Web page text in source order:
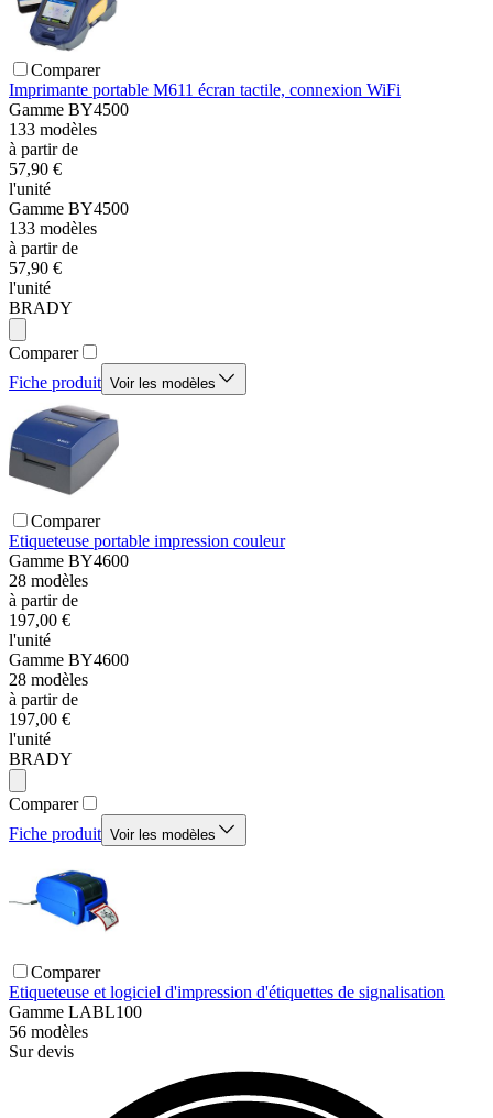
Comparer
Imprimante portable M611 écran tactile, connexion WiFi
Gamme BY4500
133 modèles
à partir de
57,90 €
l'unité
Gamme BY4500
133 modèles
à partir de
57,90 €
l'unité
BRADY
Comparer
Fiche produit Voir les modèles
Comparer
Etiqueteuse portable impression couleur
Gamme BY4600
28 modèles
à partir de
197,00 €
l'unité
Gamme BY4600
28 modèles
à partir de
197,00 €
l'unité
BRADY
Comparer
Fiche produit Voir les modèles
Comparer
Etiqueteuse et logiciel d'impression d'étiquettes de signalisation
Gamme LABL100
56 modèles
Sur devis